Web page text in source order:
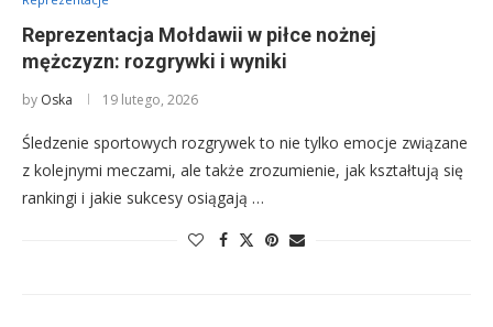
Reprezentacja Mołdawii w piłce nożnej
mężczyzn: rozgrywki i wyniki
by Oska 19 lutego, 2026
Śledzenie sportowych rozgrywek to nie tylko emocje związane
z kolejnymi meczami, ale także zrozumienie, jak kształtują się
rankingi i jakie sukcesy osiągają …